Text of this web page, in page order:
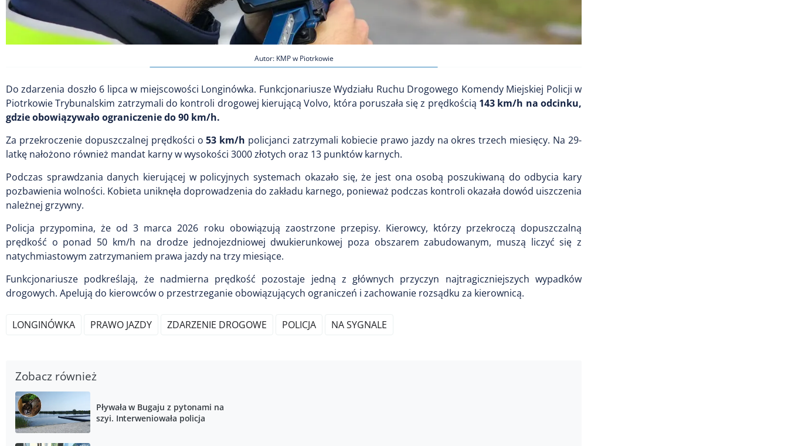
Autor: KMP w Piotrkowie
Do zdarzenia doszło 6 lipca w miejscowości Longinówka. Funkcjonariusze Wydziału Ruchu Drogowego Komendy Miejskiej Policji w
Piotrkowie Trybunalskim zatrzymali do kontroli drogowej kierującą Volvo, która poruszała się z prędkością 143 km/h na odcinku,
gdzie obowiązywało ograniczenie do 90 km/h.
Za przekroczenie dopuszczalnej prędkości o 53 km/h policjanci zatrzymali kobiecie prawo jazdy na okres trzech miesięcy. Na 29-
latkę nałożono również mandat karny w wysokości 3000 złotych oraz 13 punktów karnych.
Podczas sprawdzania danych kierującej w policyjnych systemach okazało się, że jest ona osobą poszukiwaną do odbycia kary
pozbawienia wolności. Kobieta uniknęła doprowadzenia do zakładu karnego, ponieważ podczas kontroli okazała dowód uiszczenia
należnej grzywny.
Policja przypomina, że od 3 marca 2026 roku obowiązują zaostrzone przepisy. Kierowcy, którzy przekroczą dopuszczalną
prędkość o ponad 50 km/h na drodze jednojezdniowej dwukierunkowej poza obszarem zabudowanym, muszą liczyć się z
natychmiastowym zatrzymaniem prawa jazdy na trzy miesiące.
Funkcjonariusze podkreślają, że nadmierna prędkość pozostaje jedną z głównych przyczyn najtragiczniejszych wypadków
drogowych. Apelują do kierowców o przestrzeganie obowiązujących ograniczeń i zachowanie rozsądku za kierownicą.
LONGINÓWKA PRAWO JAZDY ZDARZENIE DROGOWE POLICJA NA SYGNALE
Zobacz również
Pływała w Bugaju z pytonami na
szyi. Interweniowała policja